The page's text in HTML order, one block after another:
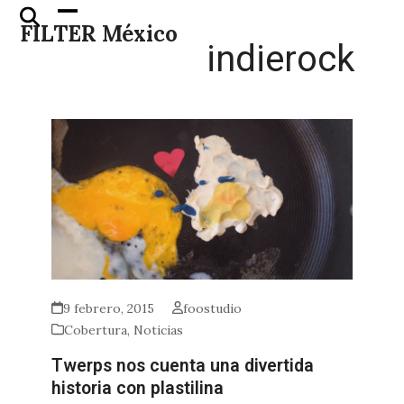
Skip
FILTER México
Open
mobile
Close
mobile
indierock
9 febrero, 2015
foostudio
Cobertura, Noticias
Twerps nos cuenta una divertida
historia con plastilina